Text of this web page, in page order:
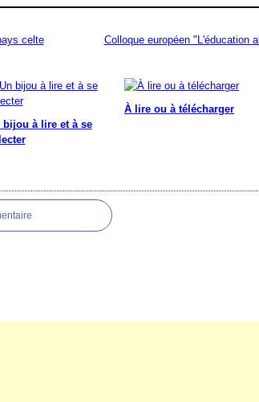
celte Colloque européen "L'éducation
bijou à lire et à se
À lire ou à télécharger